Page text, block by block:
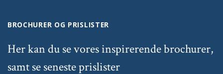
BROCHURER OG PRISLISTER
Her kan du se vores inspirerende brochurer,
samt se seneste prislister